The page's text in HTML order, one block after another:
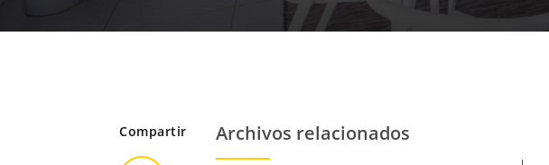
Compartir Archivos relacionados